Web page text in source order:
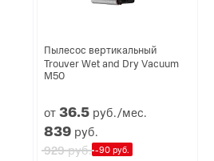
Пылесос вертикальный
Trouver Wet and Dry Vacuum
M50
от36.5 руб./мес.
839 руб.
929руб. -90 руб.